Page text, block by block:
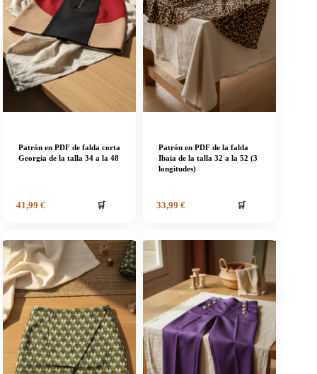
Patrón en PDF de falda corta
Georgia de la talla 34 a la 48
41,99 € 🛒
Patrón en PDF de la falda
Ibaia de la talla 32 a la 52 (3
longitudes)
33,99 € 🛒